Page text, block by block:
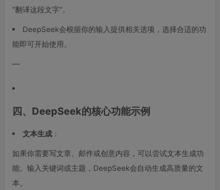
“翻译这段文字”。
DeepSeek会根据你的输入提供相关选项，选择合适的功
能即可开始使用。
—
四、DeepSeek的核心功能示例
文本生成 ：
如果你需要写文章、邮件或创意内容，可以尝试文本生成功
能。输入关键词或主题，DeepSeek会自动生成高质量的文
本。